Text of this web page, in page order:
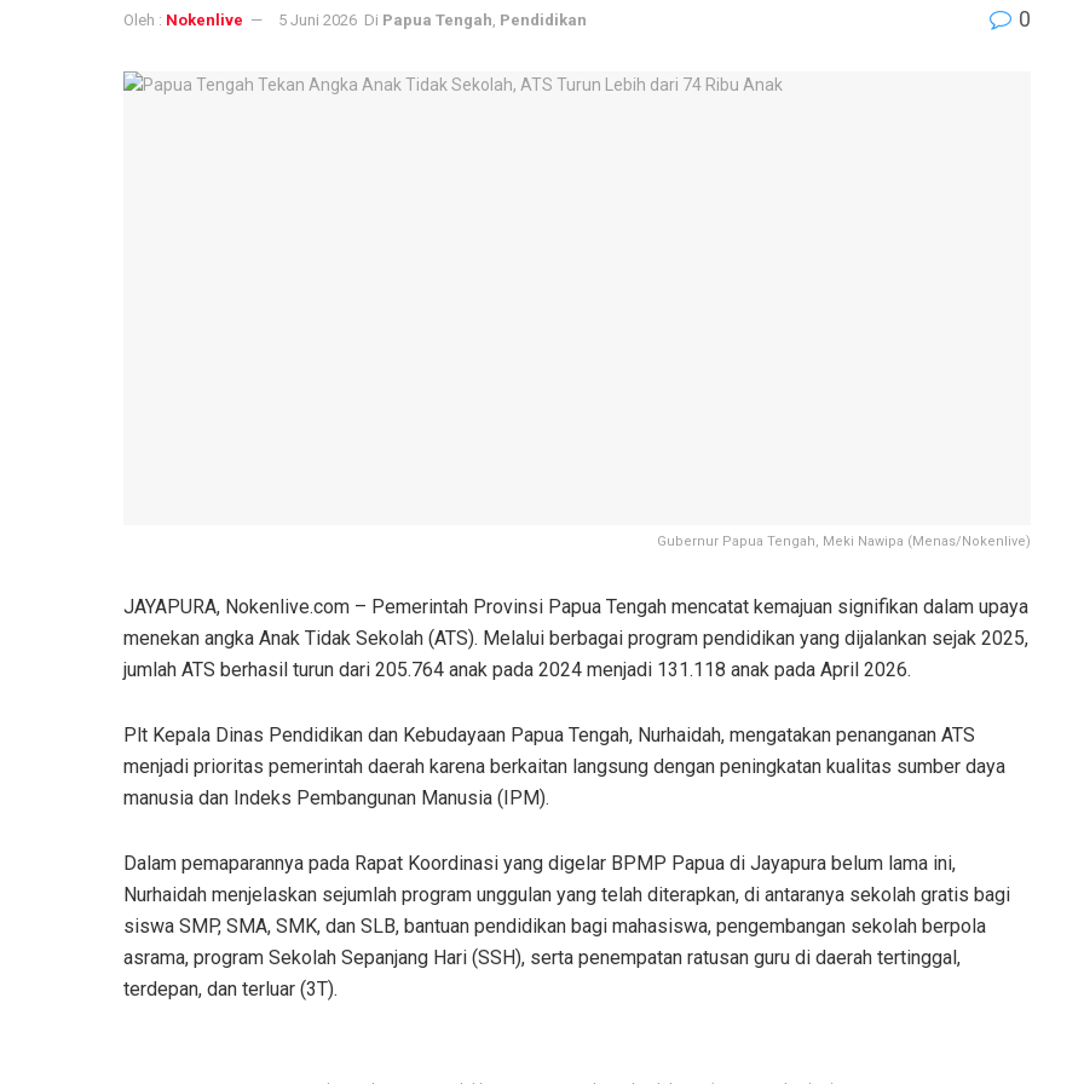
Oleh : Nokenlive 5 Juni 2026 Di Papua Tengah Pendidikan 0
Gubernur Papua Tengah, Meki Nawipa (Menas/Nokenlive)
JAYAPURA, Nokenlive.com – Pemerintah Provinsi Papua Tengah mencatat kemajuan signifikan dalam upaya
menekan angka Anak Tidak Sekolah (ATS). Melalui berbagai program pendidikan yang dijalankan sejak 2025,
jumlah ATS berhasil turun dari 205.764 anak pada 2024 menjadi 131.118 anak pada April 2026.
Plt Kepala Dinas Pendidikan dan Kebudayaan Papua Tengah, Nurhaidah, mengatakan penanganan ATS
menjadi prioritas pemerintah daerah karena berkaitan langsung dengan peningkatan kualitas sumber daya
manusia dan Indeks Pembangunan Manusia (IPM).
Dalam pemaparannya pada Rapat Koordinasi yang digelar BPMP Papua di Jayapura belum lama ini,
Nurhaidah menjelaskan sejumlah program unggulan yang telah diterapkan, di antaranya sekolah gratis bagi
siswa SMP, SMA, SMK, dan SLB, bantuan pendidikan bagi mahasiswa, pengembangan sekolah berpola
asrama, program Sekolah Sepanjang Hari (SSH), serta penempatan ratusan guru di daerah tertinggal,
terdepan, dan terluar (3T).